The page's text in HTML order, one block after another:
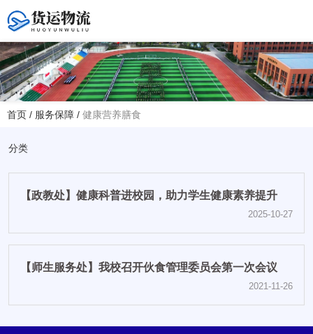
您好！欢迎访问赤峰大学附属中学官方网站！
学校地址
首页 / 服务保障 / 健康营养膳食
分类
【政教处】健康科普进校园，助力学生健康素养提升
2025-10-27
【师生服务处】我校召开伙食管理委员会第一次会议
2021-11-26